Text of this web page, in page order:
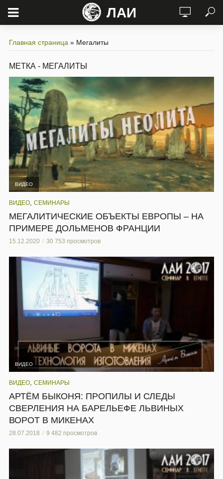
ЛАИ
Главная страница » Мегалиты
МЕТКА - МЕГАЛИТЫ
ВИДЕО
ВИДЕО СЕМИНАРЫ
МЕГАЛИТИЧЕСКИЕ ОБЪЕКТЫ ЕВРОПЫ – НА
ПРИМЕРЕ ДОЛЬМЕНОВ ФРАНЦИИ
15.12.2020 30 753 просмотров
ВИДЕО
ВИДЕО СЕМИНАРЫ
АРТЁМ БЫКОНЯ: ПРОПИЛЫ И СЛЕДЫ
СВЕРЛЕНИЯ НА БАРЕЛЬЕФЕ ЛЬВИНЫХ
ВОРОТ В МИКЕНАХ
28.07.2018 9 482 просмотров